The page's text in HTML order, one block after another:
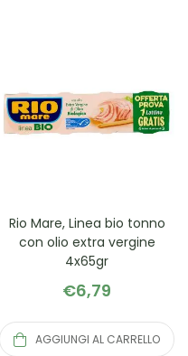
Rio Mare, Linea bio tonno
con olio extra vergine
4x65gr
€6,79
AGGIUNGI AL CARRELLO